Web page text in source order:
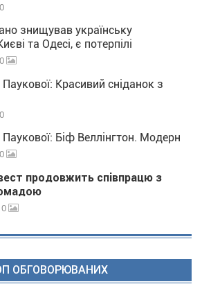
0
знищував українську
та Одесі, є потерпілі
0
Красивий сніданок з
0
Паукової: Біф Веллінгтон. Модерн
0
продовжить співпрацю з
0
ОБГОВОРЮВАНИХ